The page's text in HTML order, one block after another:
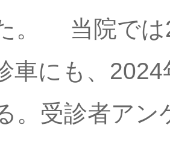
。 当院では
車にも、
。受診者ア